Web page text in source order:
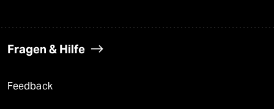
Fragen & Hilfe
Feedback